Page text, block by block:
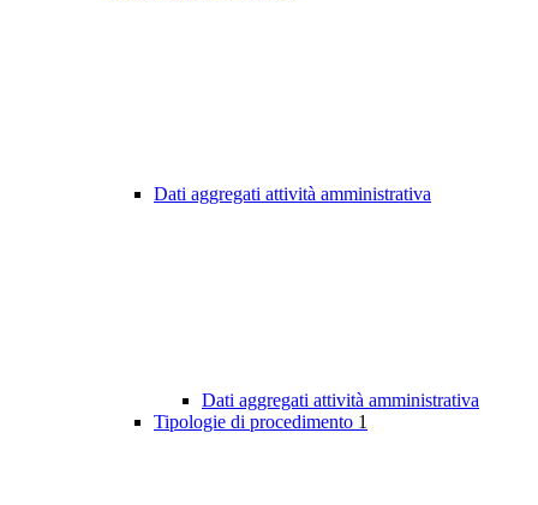
Dati aggregati attività amministrativa
Dati aggregati attività amministrativa
Tipologie di procedimento 1